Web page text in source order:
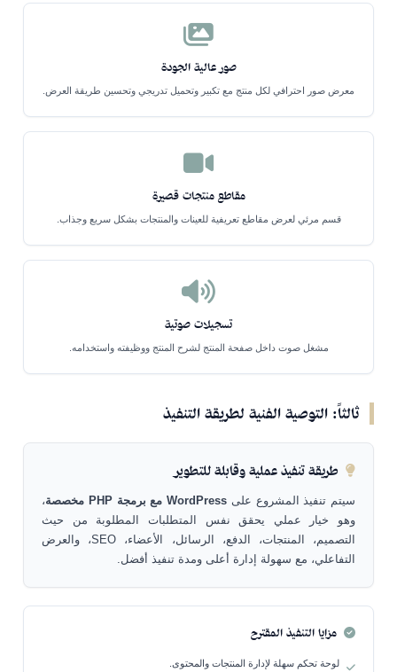
صور عالية الجودة
معرض صور احترافي لكل منتج مع تكبير وتحميل تدريجي وتحسين طريقة العرض.
مقاطع منتجات قصيرة
قسم مرئي لعرض مقاطع تعريفية للعينات والمنتجات بشكل سريع وجذاب.
تسجيلات صوتية
مشغل صوت داخل صفحة المنتج لشرح المنتج ووظيفته واستخدامه.
ثالثاً: التوصية الفنية لطريقة التنفيذ
طريقة تنفيذ عملية وقابلة للتطوير
سيتم تنفيذ المشروع على WordPress مع برمجة PHP مخصصة
،
وهو خيار عملي يحقق نفس المتطلبات المطلوبة من حيث
التصميم، المنتجات، الدفع، الرسائل، الأعضاء، SEO، والعرض
التفاعلي، مع سهولة إدارة أعلى ومدة تنفيذ أفضل.
مزايا التنفيذ المقترح
لوحة تحكم سهلة لإدارة المنتجات والمحتوى.